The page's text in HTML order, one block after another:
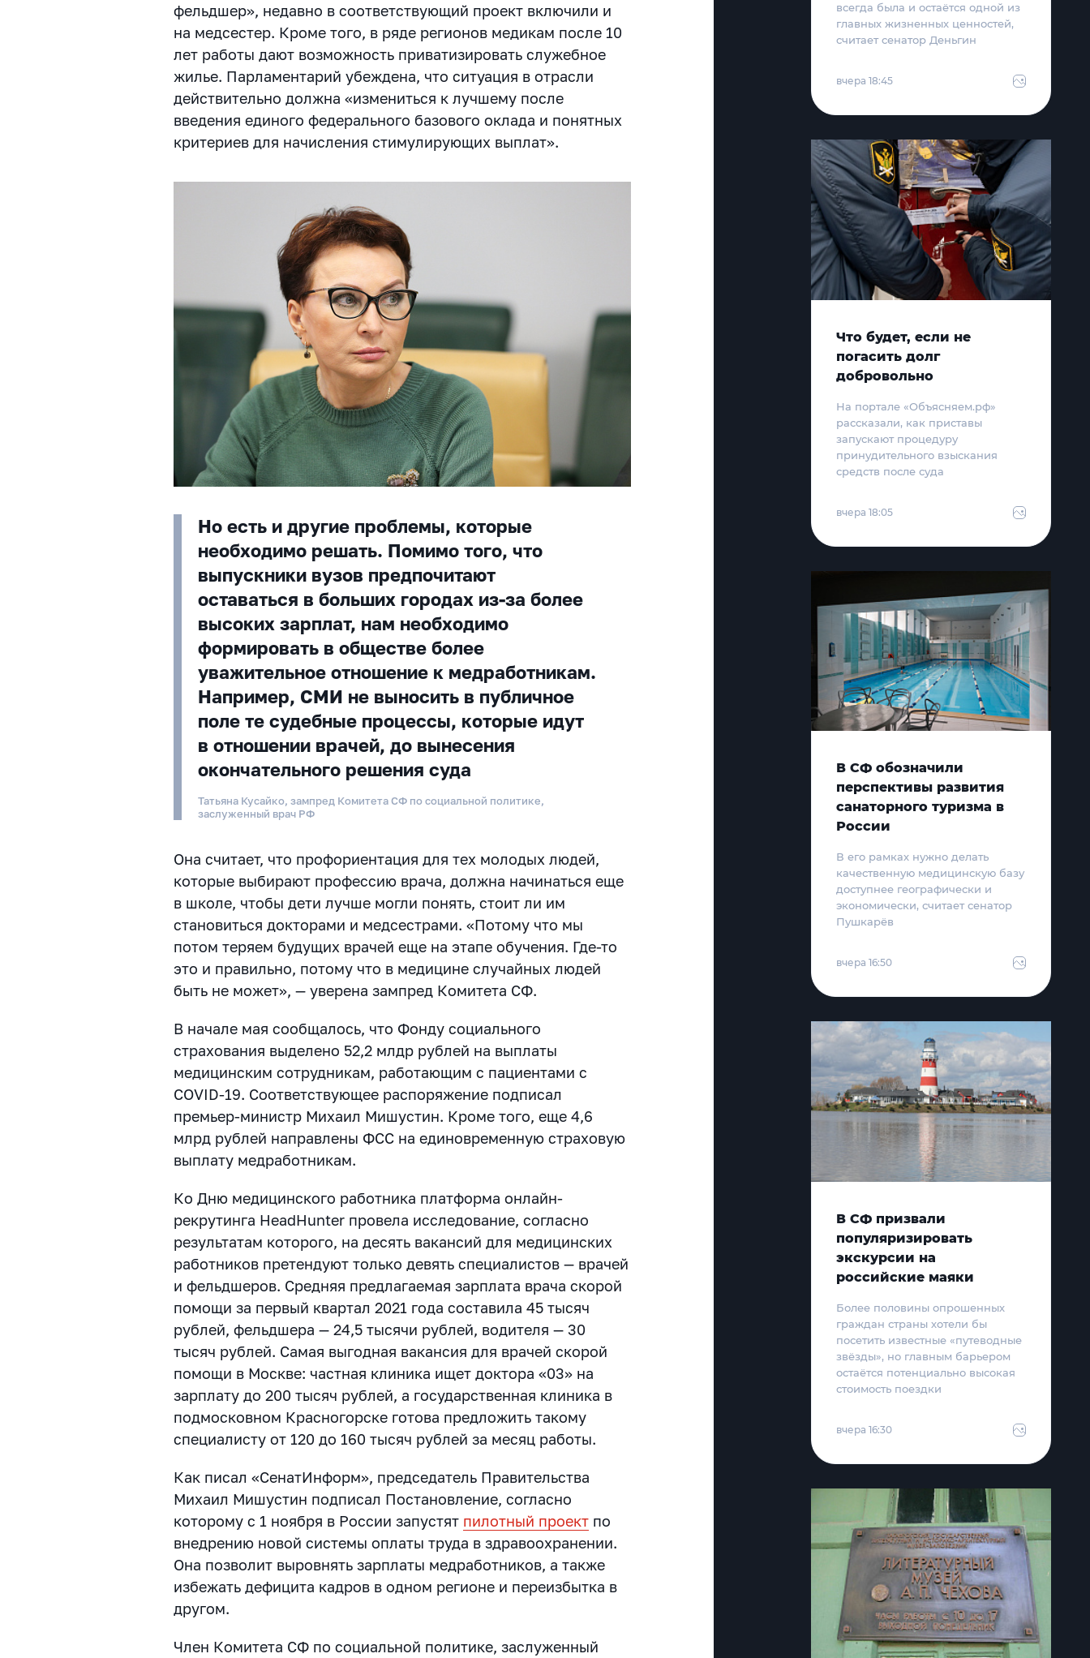
фельдшер», недавно в соответствующий проект включили и
на медсестер. Кроме того, в ряде регионов медикам после 10
лет работы дают возможность приватизировать служебное
жилье. Парламентарий убеждена, что ситуация в отрасли
действительно должна «измениться к лучшему после
введения единого федерального базового оклада и понятных
критериев для начисления стимулирующих выплат».
Но есть и другие проблемы, которые
необходимо решать. Помимо того, что
выпускники вузов предпочитают
оставаться в больших городах из-за более
высоких зарплат, нам необходимо
формировать в обществе более
уважительное отношение к медработникам.
Например, СМИ не выносить в публичное
поле те судебные процессы, которые идут
в отношении врачей, до вынесения
окончательного решения суда
Татьяна Кусайко, зампред Комитета СФ по социальной политике,
заслуженный врач РФ
Она считает, что профориентация для тех молодых людей,
которые выбирают профессию врача, должна начинаться еще
в школе, чтобы дети лучше могли понять, стоит ли им
становиться докторами и медсестрами. «Потому что мы
потом теряем будущих врачей еще на этапе обучения. Где-то
это и правильно, потому что в медицине случайных людей
быть не может», — уверена зампред Комитета СФ.
В начале мая сообщалось, что Фонду социального
страхования выделено 52,2 млдр рублей на выплаты
медицинским сотрудникам, работающим с пациентами с
COVID-19. Соответствующее распоряжение подписал
премьер-министр Михаил Мишустин. Кроме того, еще 4,6
млрд рублей направлены ФСС на единовременную страховую
выплату медработникам.
Ко Дню медицинского работника платформа онлайн-
рекрутинга HeadHunter провела исследование, согласно
результатам которого, на десять вакансий для медицинских
работников претендуют только девять специалистов — врачей
и фельдшеров. Средняя предлагаемая зарплата врача скорой
помощи за первый квартал 2021 года составила 45 тысяч
рублей, фельдшера — 24,5 тысячи рублей, водителя — 30
тысяч рублей. Самая выгодная вакансия для врачей скорой
помощи в Москве: частная клиника ищет доктора «03» на
зарплату до 200 тысяч рублей, а государственная клиника в
подмосковном Красногорске готова предложить такому
специалисту от 120 до 160 тысяч рублей за месяц работы.
Как писал «СенатИнформ», председатель Правительства
Михаил Мишустин подписал Постановление, согласно
которому с 1 ноября в России запустят пилотный проект по
внедрению новой системы оплаты труда в здравоохранении.
Она позволит выровнять зарплаты медработников, а также
избежать дефицита кадров в одном регионе и переизбытка в
другом.
Член Комитета СФ по социальной политике, заслуженный
всегда была и остаётся одной из
главных жизненных ценностей,
считает сенатор Деньгин
вчера 18:45
Что будет, если не
погасить долг
добровольно
На портале «Объясняем.рф»
рассказали, как приставы
запускают процедуру
принудительного взыскания
средств после суда
вчера 18:05
В СФ обозначили
перспективы развития
санаторного туризма в
России
В его рамках нужно делать
качественную медицинскую базу
доступнее географически и
экономически, считает сенатор
Пушкарёв
вчера 16:50
В СФ призвали
популяризировать
экскурсии на
российские маяки
Более половины опрошенных
граждан страны хотели бы
посетить известные «путеводные
звёзды», но главным барьером
остаётся потенциально высокая
стоимость поездки
вчера 16:30